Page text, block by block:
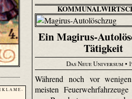
K L A M E -
Ein Magirus-
Tätigkeit
Das Neue Universum •
Während noch vor
meisten